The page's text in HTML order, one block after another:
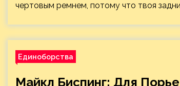
чертовым ремнем, потому что твоя
Единоборства
Майкл Биспинг: Для